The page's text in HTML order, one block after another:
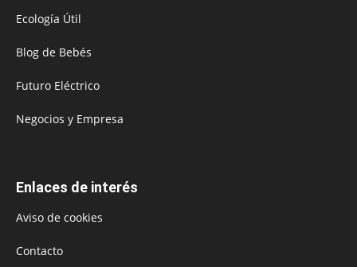
Ecología Útil
Blog de Bebés
Futuro Eléctrico
Negocios y Empresa
Enlaces de interés
Aviso de cookies
Contacto